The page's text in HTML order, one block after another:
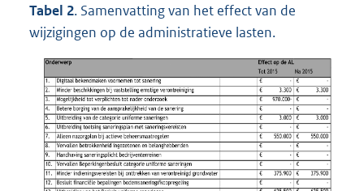
Tabel 2. Samenvatting van het effect van de
wijzigingen op de administratieve lasten.